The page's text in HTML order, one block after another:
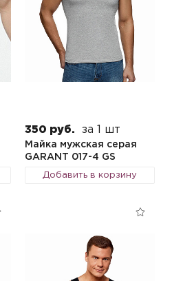
350 руб. за 1 шт
Майка мужская серая
GARANT 017-4 GS
Добавить в корзину